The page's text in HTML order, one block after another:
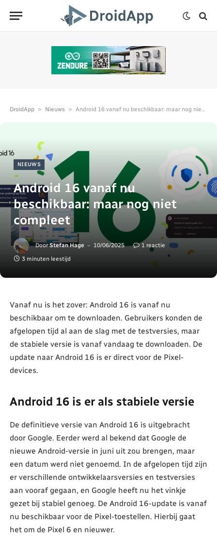
DroidApp » Nieuws » Android 16 vanaf nu beschikbaar: maar nog niet compleet
NIEUWS
Android 16 vanaf nu
beschikbaar: maar nog niet
compleet
Door Stefan Hage 10/06/2025
1 reactie
3 minuten leestijd
Vanaf nu is het zover: Android 16 is vanaf nu
beschikbaar om te downloaden. Gebruikers konden de
afgelopen tijd al aan de slag met de testversies, maar
de stabiele versie is vanaf vandaag te downloaden. De
update naar Android 16 is er direct voor de Pixel-
devices.
Android 16 is er als stabiele versie
De definitieve versie van Android 16 is uitgebracht
door Google. Eerder werd al bekend dat Google de
nieuwe Android-versie in juni uit zou brengen, maar
een datum werd niet genoemd. In de afgelopen tijd zijn
er verschillende ontwikkelaarsversies en testversies
aan vooraf gegaan, en Google heeft nu het vinkje
gezet bij stabiel genoeg. De Android 16-update is vanaf
nu beschikbaar voor de Pixel-toestellen. Hierbij gaat
het om de Pixel 6 en nieuwer.